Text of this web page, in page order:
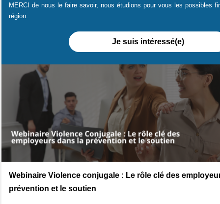
MERCI de nous le faire savoir, nous étudions pour vous les possibles
région.
Je suis intéressé(e)
Webinaire Violence conjugale : Le rôle clé des
prévention et le soutien